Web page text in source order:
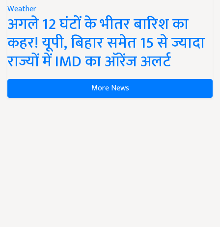
Weather
अगले 12 घंटों के भीतर बारिश का
कहर! यूपी, बिहार समेत 15 से ज्यादा
राज्यों में IMD का ऑरेंज अलर्ट
More News